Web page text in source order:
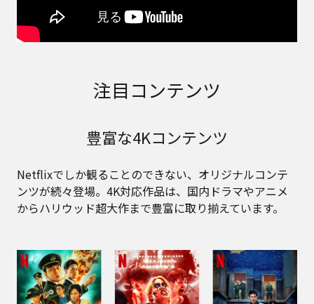
注目コンテンツ
豊富な4Kコンテンツ
Netflixでしか観ることのできない、オリジナルコンテ
ンツが続々登場。4K対応作品は、国内ドラマやアニメ
からハリウッド超大作まで豊富に取り揃えています。